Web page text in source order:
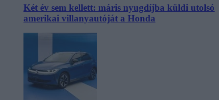
Két év sem kellett: máris nyugdíjba küldi utolsó
amerikai villanyautóját a Honda